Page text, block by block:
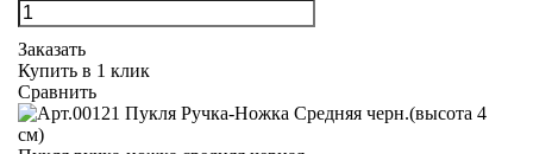
Заказать
Купить в 1 клик
Сравнить